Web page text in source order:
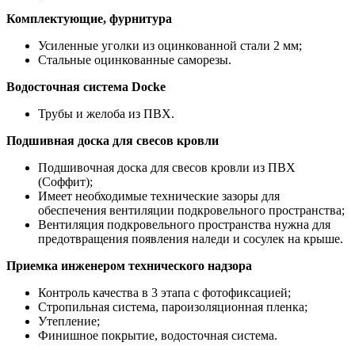
Комплектующие, фурнитура
Усиленные уголки из оцинкованной стали 2 мм;
Стальные оцинкованные саморезы.
Водосточная система Docke
Трубы и желоба из ПВХ.
Подшивная доска для свесов кровли
Подшивочная доска для свесов кровли из ПВХ
(Соффит);
Имеет необходимые технические зазоры для
обеспечения вентиляции подкровельного пространства;
Вентиляция подкровельного пространства нужна для
предотвращения появления наледи и сосулек на крыше.
Приемка инженером технического надзора
Контроль качества в 3 этапа с фотофиксацией;
Стропильная система, пароизоляционная пленка;
Утепление;
Финишное покрытие, водосточная система.